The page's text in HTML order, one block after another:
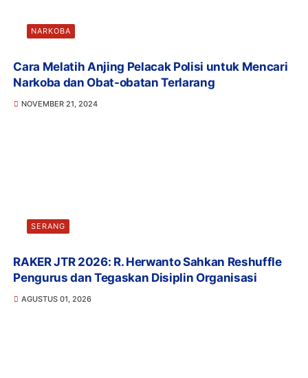
NARKOBA
Cara Melatih Anjing Pelacak Polisi untuk Mencari
Narkoba dan Obat-obatan Terlarang
NOVEMBER 21, 2024
SERANG
RAKER JTR 2026: R. Herwanto Sahkan Reshuffle
Pengurus dan Tegaskan Disiplin Organisasi
AGUSTUS 01, 2026